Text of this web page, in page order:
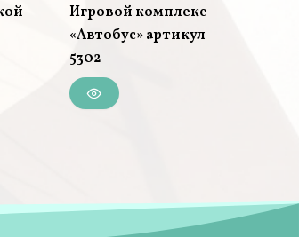
Игровой комплекс
«Автобус» артикул
5302